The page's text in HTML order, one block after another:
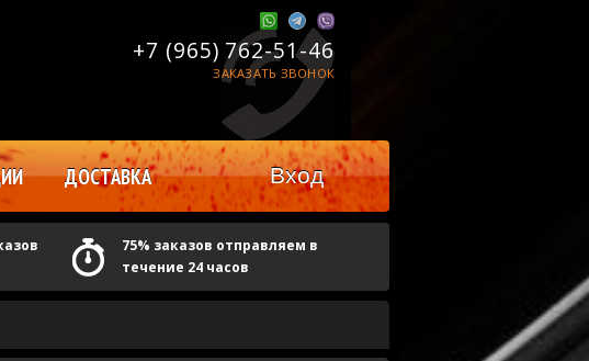
+7 (965) 762-51-46
ЗАКАЗАТЬ ЗВОНОК
ДОСТАВКА Вход
75% заказов отправляем в
течение 24 часов